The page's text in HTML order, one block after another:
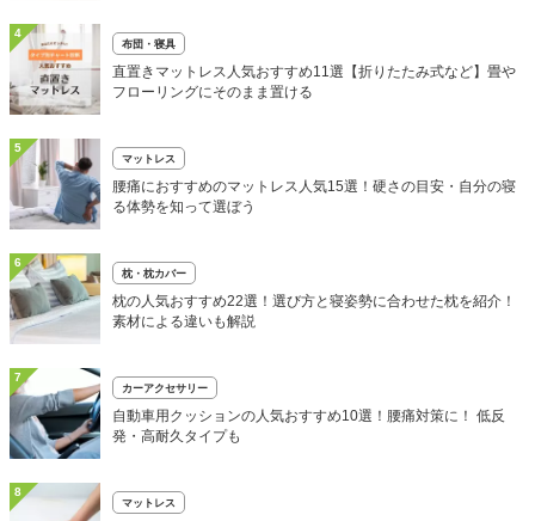
4
布団・寝具
直置きマットレス人気おすすめ11選【折りたたみ式など】畳や
フローリングにそのまま置ける
5
マットレス
腰痛におすすめのマットレス人気15選！硬さの目安・自分の寝
る体勢を知って選ぼう
6
枕・枕カバー
枕の人気おすすめ22選！選び方と寝姿勢に合わせた枕を紹介！
素材による違いも解説
7
カーアクセサリー
自動車用クッションの人気おすすめ10選！腰痛対策に！ 低反
発・高耐久タイプも
8
マットレス